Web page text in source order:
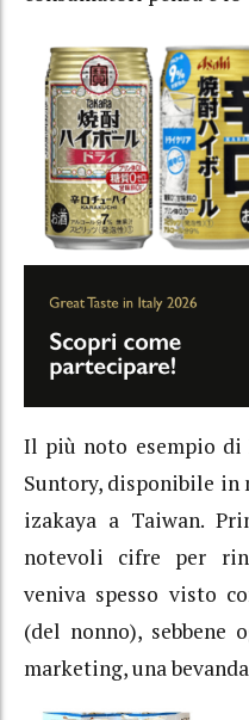
Il più noto esempio di
Suntory, disponibile in
izakaya a Taiwan.
notevoli cifre per
veniva spesso visto
(del nonno), sebbene
marketing, una